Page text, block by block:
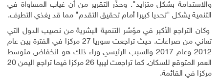
والاستدامة بشكل متزايد". وحذّر التقرير من أن غياب المساواة في
التنمية يشكل "تحديا كبيرا أمام تحقيق التقدم" مما قد يغذي التطرف.
وكان التراجع الأكبر في مؤشر التنمية البشرية من نصيب الدول التي
تعاني من صراعات. حيث تراجعت سوريا 27 مركزا في الفترة بين عام
2012 وعام 2017 والسبب الرئيسي وراء ذلك هو انخفاض متوسط
العمر المتوقع للسكان. كما تراجعت ليبيا 26 مركزا فيما تراجع اليمن 20
مركزا في القائمة.